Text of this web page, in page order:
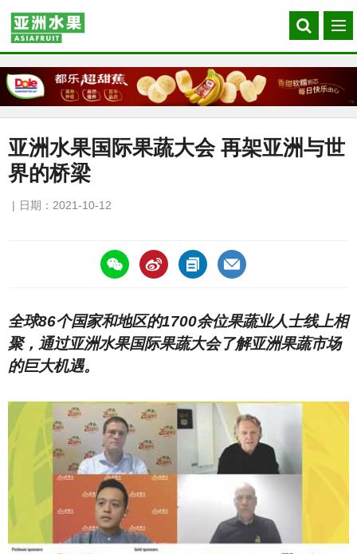
Search
our
菜
单
亚洲水果国际果蔬大会 再架亚洲与世
界的桥梁
日期：2021-10-12
https://asiafruitchina.net/21205.html
全球86个国家和地区的1700余位果蔬业人士线上相
聚，通过亚洲水果国际果蔬大会了解亚洲果蔬市场
的巨大机遇。